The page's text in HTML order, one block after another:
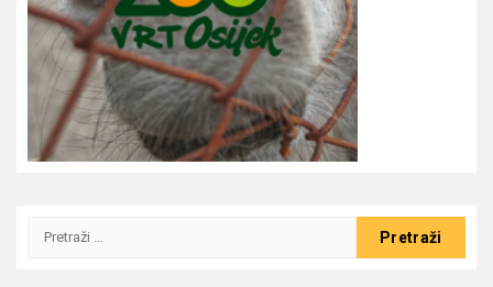
Pretraži: